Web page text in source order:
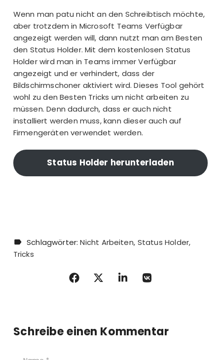
Wenn man patu nicht an den Schreibtisch möchte,
aber trotzdem in Microsoft Teams Verfügbar
angezeigt werden will, dann nutzt man am Besten
den Status Holder. Mit dem kostenlosen Status
Holder wird man in Teams immer Verfügbar
angezeigt und er verhindert, dass der
Bildschirmschoner aktiviert wird. Dieses Tool gehört
wohl zu den Besten Tricks um nicht arbeiten zu
müssen. Denn dadurch, dass er auch nicht
installiert werden muss, kann dieser auch auf
Firmengeräten verwendet werden.
Status Holder herunterladen
Schlagwörter:Nicht Arbeiten Status Holder
Tricks
Schreibe einen Kommentar